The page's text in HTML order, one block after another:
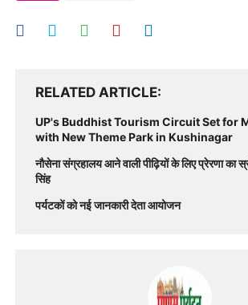
RELATED ARTICLE
UP's Buddhist Tourism Circuit Set for
with New Theme Park in Kushinagar
नौसेना संग्रहालय आने वाली पीढ़ियों के लिए प्रेरणा का
सिंह
पर्यटकों को नई जानकारी देता आयोजन